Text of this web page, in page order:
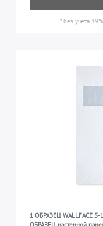
*без учета
1 ОБРАЗЕЦ WALLFACE S-